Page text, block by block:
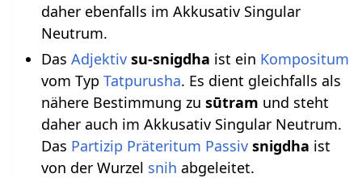
daher ebenfalls im Akkusativ Singular
Neutrum.
Das
Adjektiv‏‎ su-snigdha ist ein Kompositum
vom Typ Tatpurusha. Es dient gleichfalls als
nähere Bestimmung zu sūtram und steht
daher auch im Akkusativ Singular Neutrum.
Das Partizip Präteritum Passiv snigdha ist
von der Wurzel snih abgeleitet.